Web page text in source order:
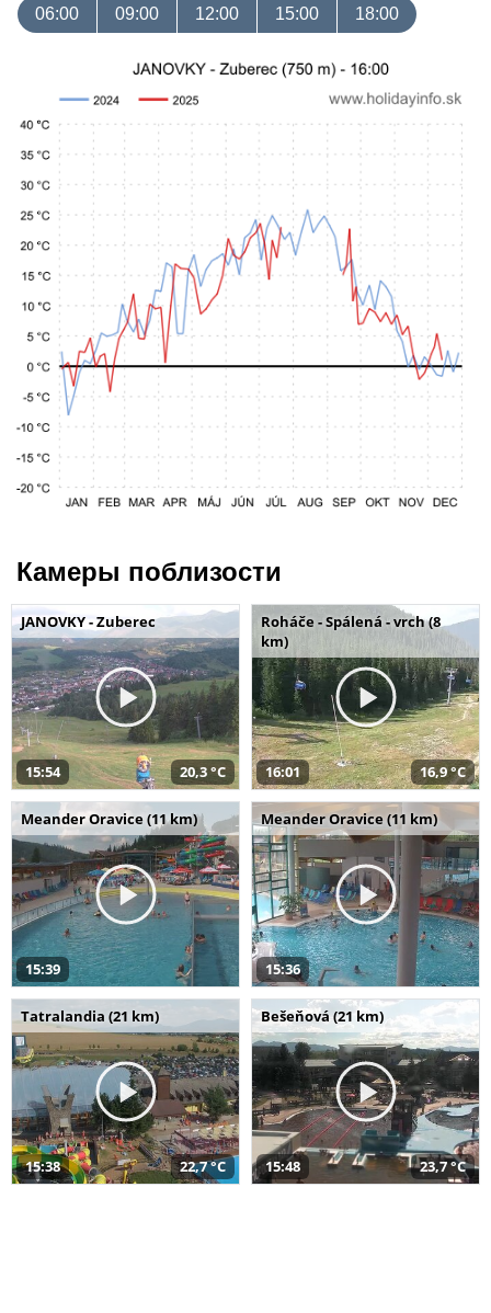
06:00 09:00 12:00 15:00 18:00
Камеры поблизости
JANOVKY - Zuberec
15:54 20,3 °C
Roháče - Spálená - vrch (8
km)
16:01 16,9 °C
Meander Oravice (11 km)
15:39
Meander Oravice (11 km)
15:36
Tatralandia (21 km)
15:38 22,7 °C
Bešeňová (21 km)
15:48 23,7 °C